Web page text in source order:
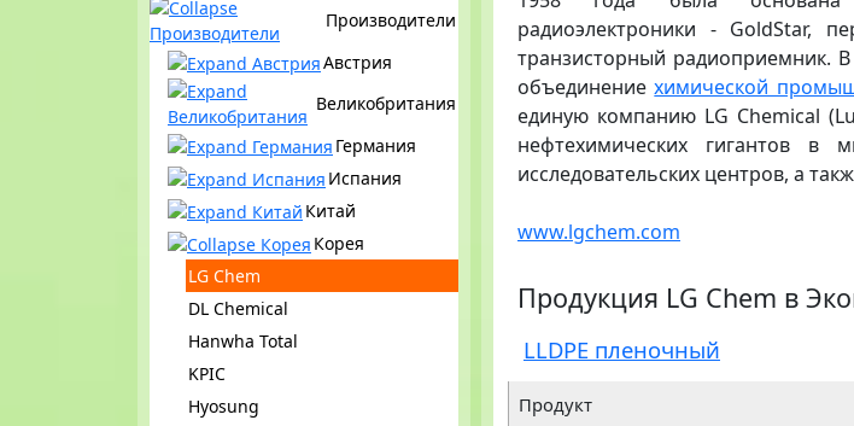
Производители
Австрия
Великобритания
Германия
Испания
Китай
Корея
LG Chem
DL Chemical
Hanwha Total
KPIC
Hyosung
радиоэлектроники - GoldStar,
транзисторный радиоприемник.
объединениехимической
единую компанию LG Chemical
нефтехимических гигантов
исследовательских центров, а
www.lgchem.com
Продукция LG Chem в
LLDPE пленочный
Продукт